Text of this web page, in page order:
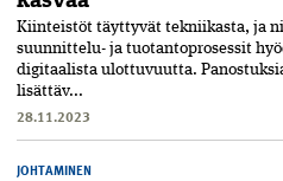
Kiinteistöt täyttyvät tekniikasta, ja
suunnittelu- ja tuotantoprosessit
digitaalista ulottuvuutta.
lisättäv...
28.11.2023
JOHTAMINEN